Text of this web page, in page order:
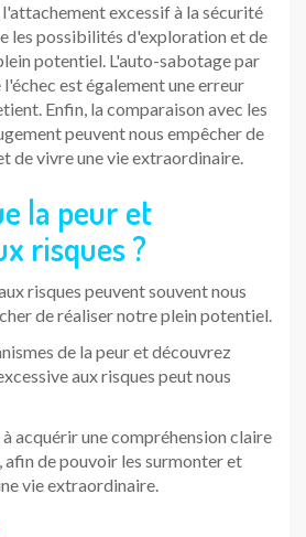
excessif à la sécurité
les possibilités d'exploration et de
potentiel. L'auto-sabotage par
est également une erreur
Enfin, la comparaison avec les
peuvent nous empêcher de
de vivre une vie extraordinaire.
la peur et
risques ?
risques peuvent souvent nous
de réaliser notre plein potentiel.
de la peur et découvrez
aux risques peut nous
acquérir une compréhension claire
afin de pouvoir les surmonter et
vie extraordinaire.